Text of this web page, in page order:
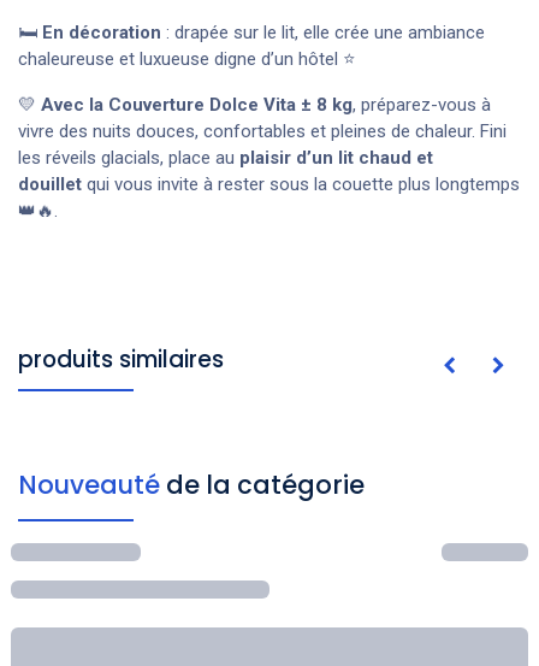
🛏️ En décoration : drapée sur le lit, elle crée une ambiance
chaleureuse et luxueuse digne d’un hôtel ⭐
💛 Avec la Couverture Dolce Vita ± 8 kg, préparez-vous à
vivre des nuits douces, confortables et pleines de chaleur. Fini
les réveils glacials, place au plaisir d’un lit chaud et
douillet qui vous invite à rester sous la couette plus longtemps
👑🔥.
produits similaires
Nouveauté de la catégorie